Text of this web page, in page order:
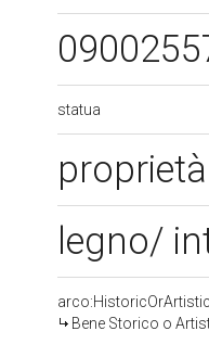
statua
legno/
Bene Storico o